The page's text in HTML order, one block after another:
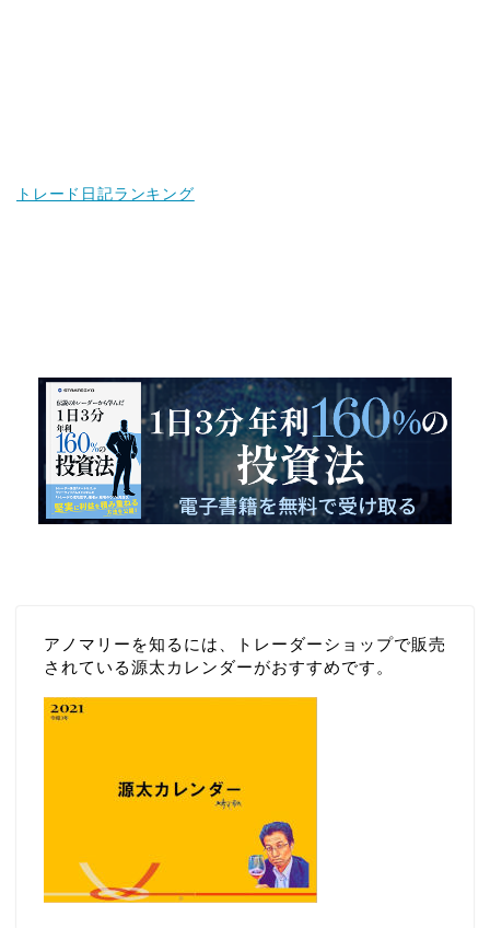
トレード日記ランキング
アノマリーを知るには、トレーダーショップで販売
されている源太カレンダーがおすすめです。